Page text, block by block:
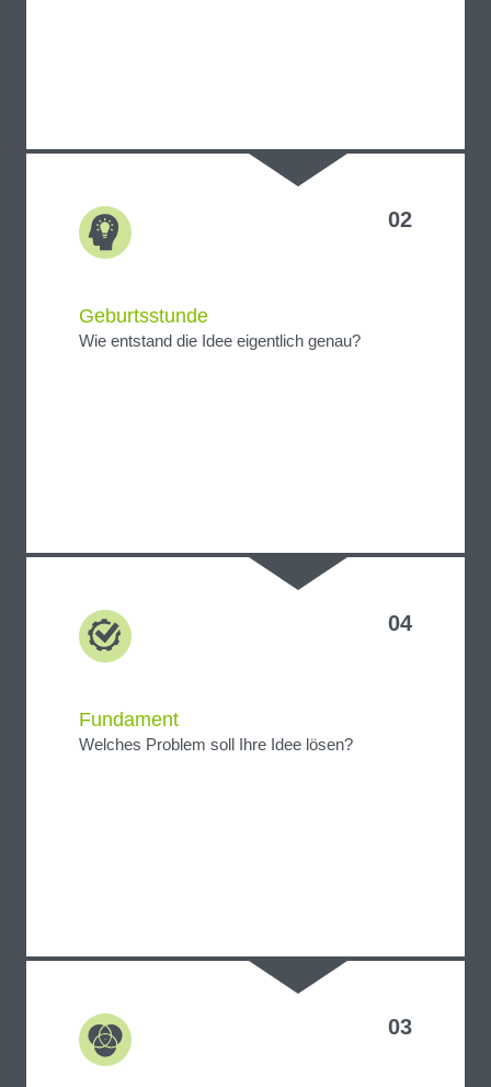
02
Geburtsstunde
Wie entstand die Idee eigentlich genau?
03
04
Fundament
Welches Problem soll Ihre Idee lösen?